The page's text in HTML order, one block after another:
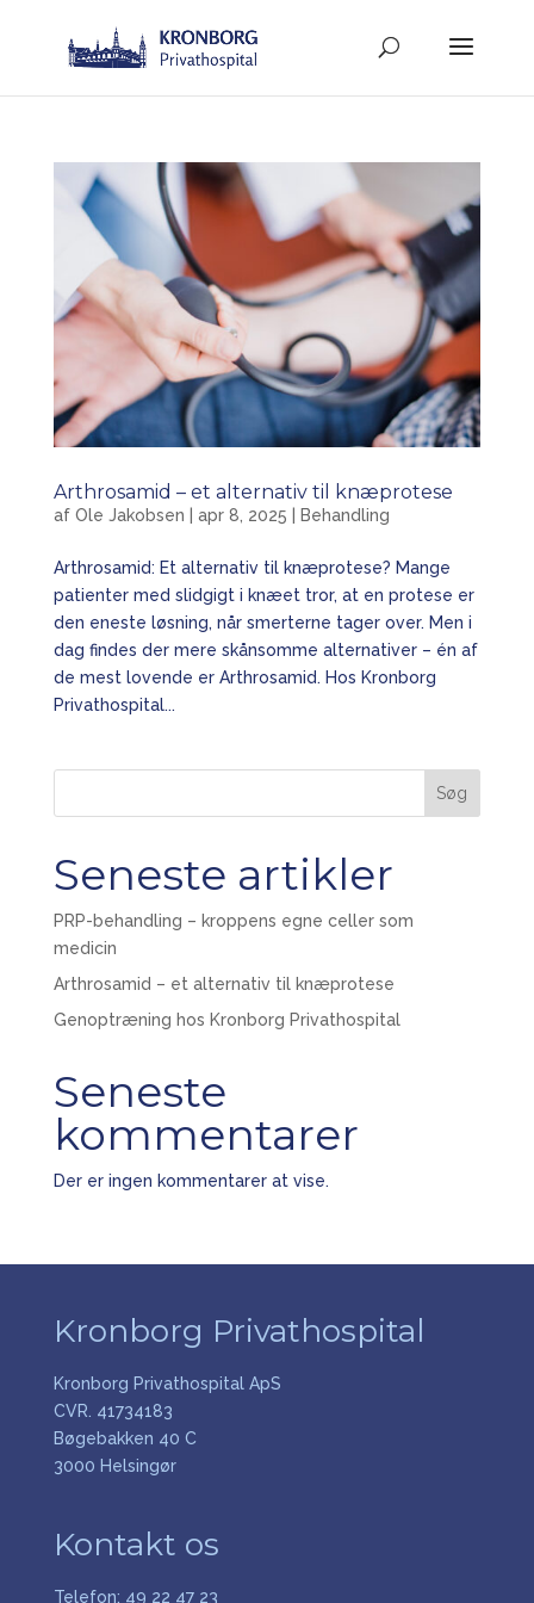
Arthrosamid – et alternativ til knæprotese
af Ole Jakobsen apr 8, 2025 Behandling
Arthrosamid: Et alternativ til knæprotese? Mange
patienter med slidgigt i knæet tror, at en protese er
den eneste løsning, når smerterne tager over. Men i
dag findes der mere skånsomme alternativer – én af
de mest lovende er Arthrosamid. Hos Kronborg
Privathospital...
Søg
Seneste artikler
PRP-behandling – kroppens egne celler som
medicin
Arthrosamid – et alternativ til knæprotese
Genoptræning hos Kronborg Privathospital
Seneste
kommentarer
Der er ingen kommentarer at vise.
Kronborg Privathospital
Kronborg Privathospital ApS
CVR. 41734183
Bøgebakken 40 C
3000 Helsingør
Kontakt os
Telefon: 49 22 47 23